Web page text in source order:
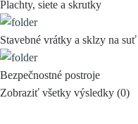
Plachty, siete a skrutky
Stavebné vrátky a sklzy na suť
Bezpečnostné postroje
Zobraziť všetky výsledky (0)